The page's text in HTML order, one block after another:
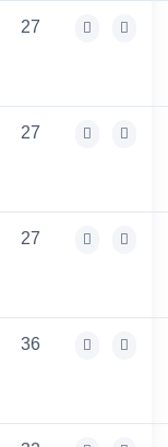
27
27
27
36